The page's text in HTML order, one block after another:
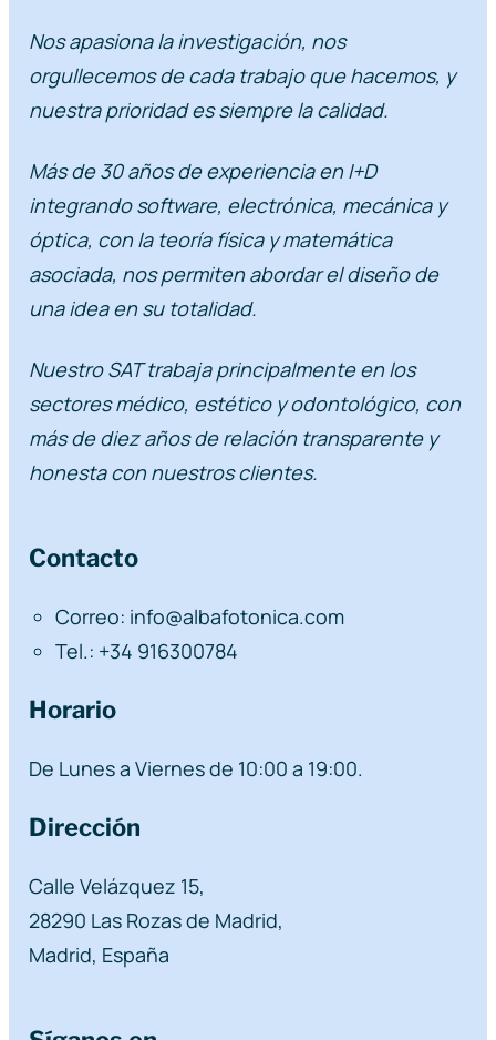
Nos apasiona la investigación, nos
orgullecemos de cada trabajo que hacemos, y
nuestra prioridad es siempre la calidad.
Más de 30 años de experiencia en I+D
integrando software, electrónica, mecánica y
óptica, con la teoría física y matemática
asociada, nos permiten abordar el diseño de
una idea en su totalidad.
Nuestro SAT trabaja principalmente en los
sectores médico, estético y odontológico, con
más de diez años de relación transparente y
honesta con nuestros clientes.
Contacto
Correo: info@albafotonica.com
Tel.: +34 916300784
Horario
De Lunes a Viernes de 10:00 a 19:00.
Dirección
Calle Velázquez 15,
28290 Las Rozas de Madrid,
Madrid, España